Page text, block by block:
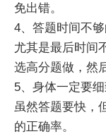
免出错。
4、答题时间不
尤其是最后时间
选高分题做，然
5、身体一定要细
虽然答题要快，
的正确率。